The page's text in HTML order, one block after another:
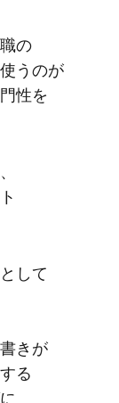
の​
うのが​
性を​
して​
きが​
る​